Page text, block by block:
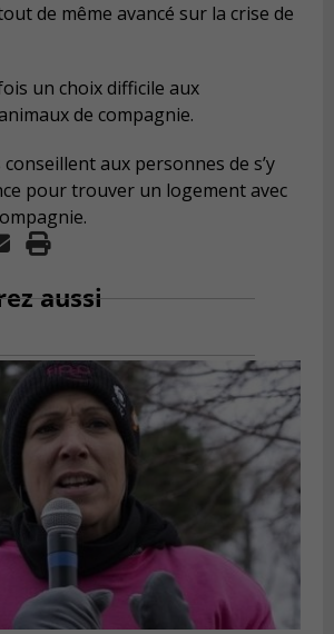
de même avancé sur la crise de
un choix difficile aux
de compagnie.
aux personnes de s’y
pour trouver un logement avec
aussi